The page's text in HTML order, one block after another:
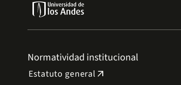
Normatividad institucional
Estatuto general arrow_outward